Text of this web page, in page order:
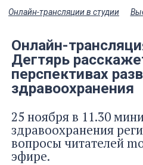
Онлайн-трансляции в студии
Онлайн-
Дегтярь
перспективах
здравоохранения
25 ноября в 11.30
здравоохранения
вопросы читателей
эфире.